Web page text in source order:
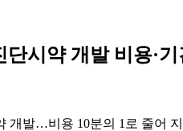
시약 개발 비용·
개발…비용 10분의 1로 줄어